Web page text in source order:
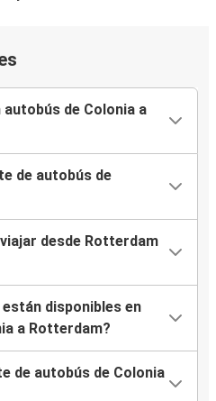
de Colonia a
de autobús de
desde Rotterdam
disponibles en
a Rotterdam?
de autobús de Colonia